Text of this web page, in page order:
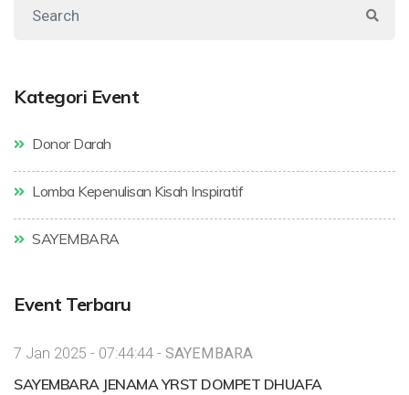
Kategori Event
Donor Darah
Lomba Kepenulisan Kisah Inspiratif
SAYEMBARA
Event Terbaru
7 Jan 2025 - 07:44:44 - SAYEMBARA
SAYEMBARA JENAMA YRST DOMPET DHUAFA